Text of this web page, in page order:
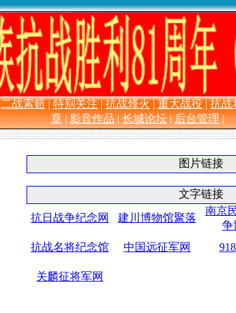
长 城 抗 战 网
二战索赔|特别关注|抗战烽火|重大战役|抗战
章|影音作品|长城论坛|后台管理|
图片链接
文字链接
抗日战争纪念网
建川博物馆聚落
南京
争
抗战名将纪念馆
中国远征军网
关麟征将军网